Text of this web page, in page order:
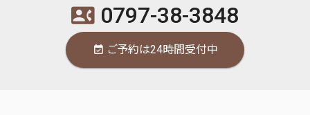
contact_phone 0797-38-3848
event_available ご予約は24時間受付中